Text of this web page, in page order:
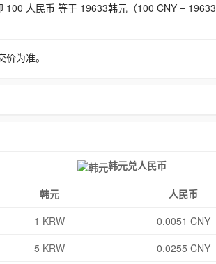
人民币 等于 19633韩元（100 CNY = 19633
为准。
韩元兑人民币
韩元
人民币
1 KRW
0.0051 CNY
5 KRW
0.0255 CNY